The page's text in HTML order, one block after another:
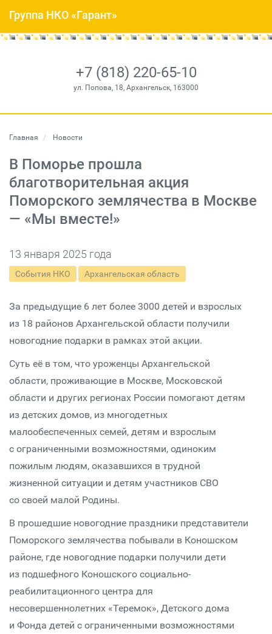
+7 (818) 220-65-10
ул. Попова, 18, Архангельск, 163000
Группа НКО «Гарант»
Главная Новости
В Поморье прошла
благотворительная акция
Поморского землячества в Москве
— «Мы вместе!»
13 января 2025 года
События НКО Архангельская область
За предыдущие 6 лет более 3000 детей и взрослых
из 18 районов Архангельской области получили
новогодние подарки в рамках этой акции.
Суть её в том, что уроженцы Архангельской
области, проживающие в Москве, Московской
области и других регионах России помогают детям
из детских домов, из многодетных
малообеспеченных семей, детям и взрослым
с ограниченными возможностями, одиноким
пожилым людям, оказавшихся в трудной
жизненной ситуации и детям участников СВО
со своей малой Родины.
В прошедшие новогодние праздники представители
Поморского землячества побывали в Коношском
районе, где новогодние подарки получили дети
из подшефного Коношского социально-
реабилитационного центра для
несовершеннолетних «Теремок», Детского дома
и Фонда детей с ограниченными возможностями